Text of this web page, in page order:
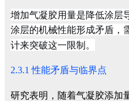
增加气凝胶用量是降低涂层
涂层的机械性能形成矛盾，
计来突破这一限制。
2.3.1 性能矛盾与临界点
研究表明，随着气凝胶添加